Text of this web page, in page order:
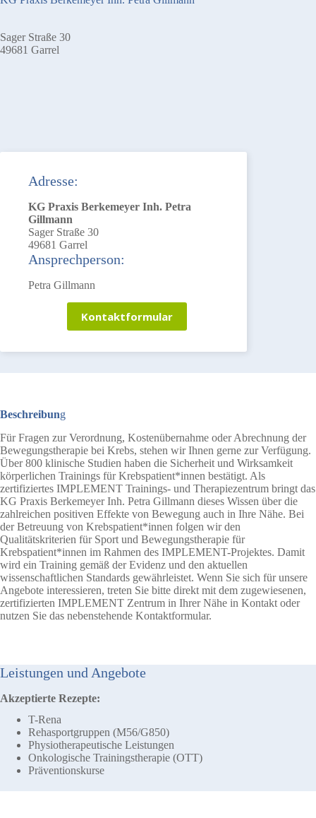
Sager Straße 30
49681 Garrel
Beschreibung
Für Fragen zur Verordnung, Kostenübernahme oder Abrechnung der
Bewegungstherapie bei Krebs, stehen wir Ihnen gerne zur Verfügung.
Über 800 klinische Studien haben die Sicherheit und Wirksamkeit
körperlichen Trainings für Krebspatient*innen bestätigt. Als
zertifiziertes IMPLEMENT Trainings- und Therapiezentrum bringt das
KG Praxis Berkemeyer Inh. Petra Gillmann dieses Wissen über die
zahlreichen positiven Effekte von Bewegung auch in Ihre Nähe. Bei
der Betreuung von Krebspatient*innen folgen wir den
Qualitätskriterien für Sport und Bewegungstherapie für
Krebspatient*innen im Rahmen des IMPLEMENT-Projektes. Damit
wird ein Training gemäß der Evidenz und den aktuellen
wissenschaftlichen Standards gewährleistet. Wenn Sie sich für unsere
Angebote interessieren, treten Sie bitte direkt mit dem zugewiesenen,
zertifizierten IMPLEMENT Zentrum in Ihrer Nähe in Kontakt oder
nutzen Sie das nebenstehende Kontaktformular.
Adresse:
KG Praxis Berkemeyer Inh. Petra
Gillmann
Sager Straße 30
49681 Garrel
Ansprechperson:
Petra Gillmann
Kontaktformular
Leistungen und Angebote
Akzeptierte Rezepte:
T-Rena
Rehasportgruppen (M56/G850)
Physiotherapeutische Leistungen
Onkologische Trainingstherapie (OTT)
Präventionskurse